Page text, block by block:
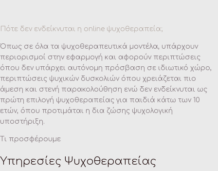
Πότε δεν ενδείκνυται η online ψυχοθεραπεία;
Όπως σε όλα τα ψυχοθεραπευτικά μοντέλα, υπάρχουν
περιορισμοί στην εφαρμογή και αφορούν περιπτώσεις
όπου δεν υπάρχει αυτόνομη πρόσβαση σε ιδιωτικό χώρο,
περιπτώσεις ψυχικών δυσκολιών όπου χρειάζεται πιο
άμεση και στενή παρακολούθηση ενώ δεν ενδείκνυται ως
πρώτη επιλογή ψυχοθεραπείας για παιδιά κάτω των 10
ετών, όπου προτιμάται η δια ζώσης ψυχολογική
υποστήριξη.
Τι προσφέρουμε
Υπηρεσίες Ψυχοθεραπείας